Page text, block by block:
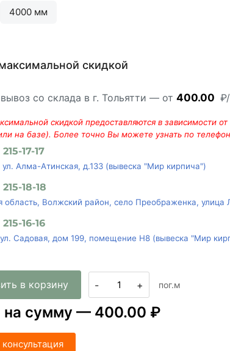
4000 мм
скидкой
со склада в г. Тольятти — от 400.00
скидкой предоставляются в зависимости
на базе). Более точно Вы можете узнать по
17-17
Алма-Атинская, д.133 (вывеска "Мир кирпича")
18-18
область, Волжский район, село Преображенка, улица
16-16
Садовая, дом 199, помещение Н8 (вывеска "Мир
в корзину - + пог.м
на сумму — 400.00 ₽